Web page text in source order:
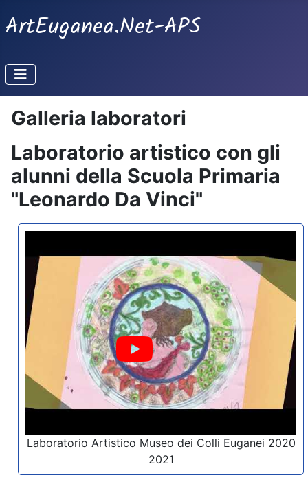
ArtEuganea.Net-APS
Galleria laboratori
Laboratorio artistico con gli
alunni della Scuola Primaria
"Leonardo Da Vinci"
Laboratorio Artistico Museo dei Colli Euganei 2020
2021